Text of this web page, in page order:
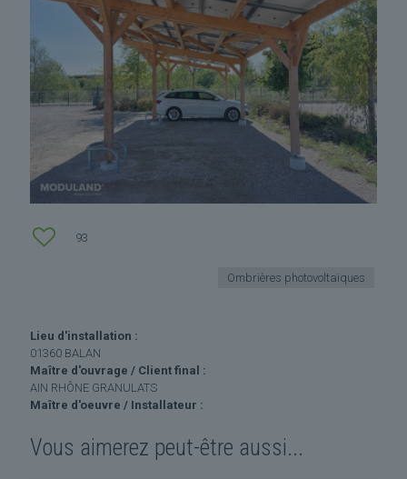
93
Ombrières photovoltaïques
Lieu d'installation :
01360 BALAN
Maître d'ouvrage / Client final :
AIN RHÔNE GRANULATS
Maître d'oeuvre / Installateur :
Vous aimerez peut-être aussi...